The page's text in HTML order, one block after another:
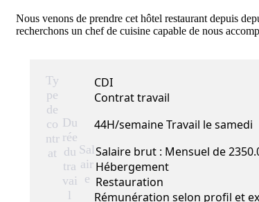
Nous venons de prendre cet hôtel restaurant depuis
recherchons un chef de cuisine capable de nous
Ty
pe
de
co
ntr
at
CDI
Contrat travail
Du
rée
du
tra
vai
l
44H/semaine Travail le samedi
Sal
air
e
Salaire brut : Mensuel de
Hébergement
Restauration
Rémunération selon profil et